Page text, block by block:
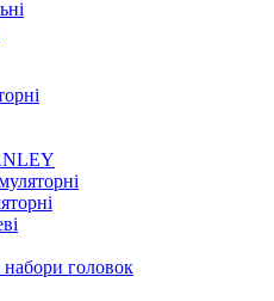
набори головок